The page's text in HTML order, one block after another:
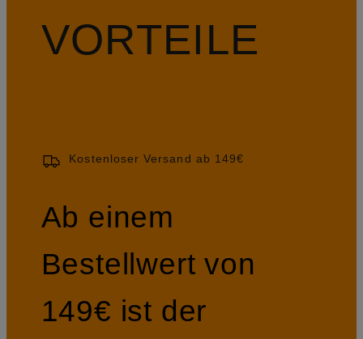
VORTEILE
Kostenloser Versand ab 149€
Ab einem
Bestellwert von
149€ ist der